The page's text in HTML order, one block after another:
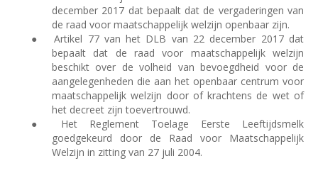
december 2017 dat bepaalt dat de vergaderingen van
de raad voor maatschappelijk welzijn openbaar zijn.
●
Artikel 77 van het DLB van 22 december 2017 dat
bepaalt dat de raad voor maatschappelijk welzijn
beschikt over de volheid van bevoegdheid voor de
aangelegenheden die aan het openbaar centrum voor
maatschappelijk welzijn door of krachtens de wet of
het decreet zijn toevertrouwd.
●
Het Reglement Toelage Eerste Leeftijdsmelk
goedgekeurd door de Raad voor Maatschappelijk
Welzijn in zitting van 27 juli 2004.